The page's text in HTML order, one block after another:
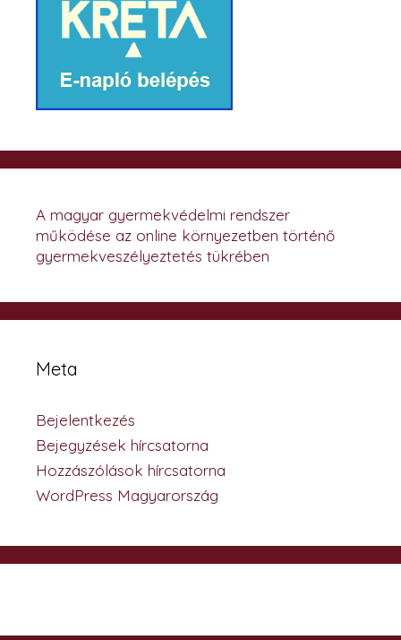
A magyar gyermekvédelmi rendszer
működése az online környezetben történő
gyermekveszélyeztetés tükrében
Meta
Bejelentkezés
Bejegyzések hírcsatorna
Hozzászólások hírcsatorna
WordPress Magyarország